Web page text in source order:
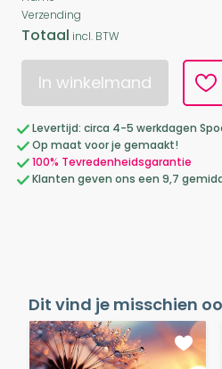
Verzending
Totaal incl. BTW
In winkelmand
Levertijd: circa 4-5 werkdagen
Op maat voor je gemaakt!
100% Tevredenheidsgarantie
Klanten geven ons een 9,7
Dit vind je misschien